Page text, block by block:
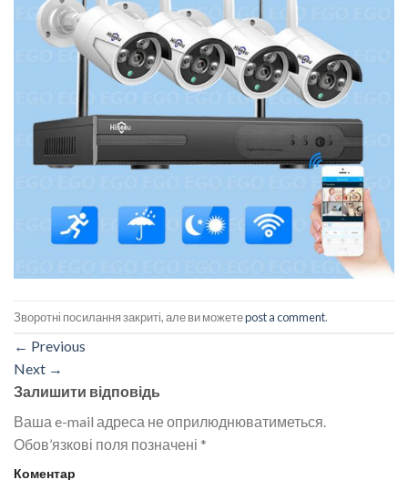
Зворотні посилання закриті, але ви можетеpost a comment.
← Previous
Next →
Залишити відповідь
Ваша e-mail адреса не оприлюднюватиметься.
Обов’язкові поля позначені *
Коментар